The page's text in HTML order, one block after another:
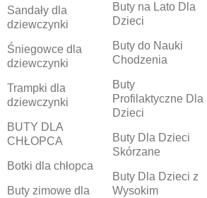
Sandały dla
dziewczynki
Śniegowce dla
dziewczynki
Trampki dla
dziewczynki
BUTY DLA
CHŁOPCA
Botki dla chłopca
Buty zimowe dla
Buty na Lato Dla
Dzieci
Buty do Nauki
Chodzenia
Buty
Profilaktyczne Dla
Dzieci
Buty Dla Dzieci
Skórzane
Buty Dla Dzieci z
Wysokim